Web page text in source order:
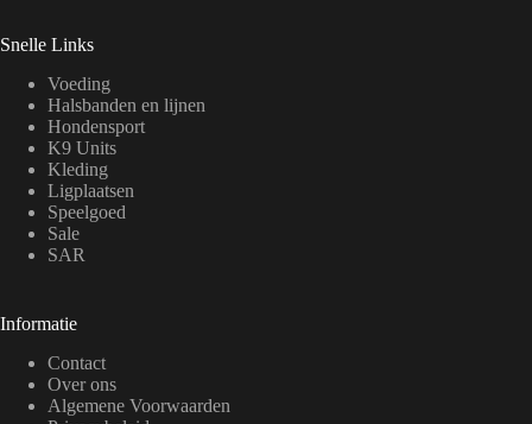
Snelle Links
Voeding
Halsbanden en lijnen
Hondensport
K9 Units
Kleding
Ligplaatsen
Speelgoed
Sale
SAR
Informatie
Contact
Over ons
Algemene Voorwaarden